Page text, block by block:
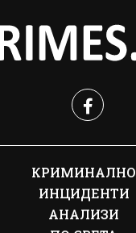
КРИМИНАЛНО
ИНЦИДЕНТИ
АНАЛИЗИ